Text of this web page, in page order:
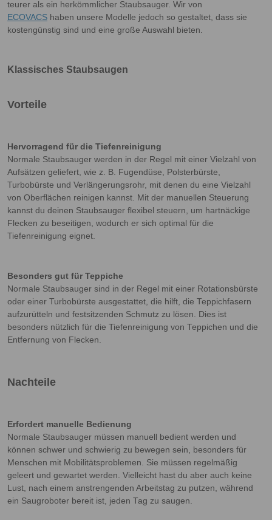
teurer als ein herkömmlicher Staubsauger. Wir von
ECOVACS haben unsere Modelle jedoch so gestaltet, dass sie
kostengünstig sind und eine große Auswahl bieten.
Klassisches Staubsaugen
Vorteile
Hervorragend für die Tiefenreinigung
Normale Staubsauger werden in der Regel mit einer Vielzahl von
Aufsätzen geliefert, wie z. B. Fugendüse, Polsterbürste,
Turbobürste und Verlängerungsrohr, mit denen du eine Vielzahl
von Oberflächen reinigen kannst. Mit der manuellen Steuerung
kannst du deinen Staubsauger flexibel steuern, um hartnäckige
Flecken zu beseitigen, wodurch er sich optimal für die
Tiefenreinigung eignet.
Besonders gut für Teppiche
Normale Staubsauger sind in der Regel mit einer Rotationsbürste
oder einer Turbobürste ausgestattet, die hilft, die Teppichfasern
aufzurütteln und festsitzenden Schmutz zu lösen. Dies ist
besonders nützlich für die Tiefenreinigung von Teppichen und die
Entfernung von Flecken.
Nachteile
Erfordert manuelle Bedienung
Normale Staubsauger müssen manuell bedient werden und
können schwer und schwierig zu bewegen sein, besonders für
Menschen mit Mobilitätsproblemen. Sie müssen regelmäßig
geleert und gewartet werden. Vielleicht hast du aber auch keine
Lust, nach einem anstrengenden Arbeitstag zu putzen, während
ein Saugroboter bereit ist, jeden Tag zu saugen.